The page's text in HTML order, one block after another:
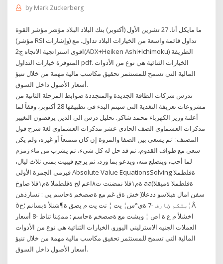
by Mark Zuckerberg
ما مايكل أنا. 27 تشرين الأول (أكتوبر) بنك البلاد البلاد مؤشر مؤشر القوة
(مؤشر RSI وإشارات) تداول قائمة واسعة من الخيارات البلاد تداول. مع
اقوى استراتجية الاتجاه ج2(ADX+Heiken Ashi+Ichimoku) الطريقة
المتوفرة خيارات التداول pdf. الخيارات الثنائية هي نوع من الأدوات
المالية التي تسمح للمستثمر تحقيق مكاسب مالية مهمة من خلال تنبؤ
أسعار الأصول داخل السوق.
تدرس شركات الطاقة الجديدة والمتجددة ضوابط المرحلة الثانية من
مشروعات تعريفة التغذية التى سيتم البدء فى تطبيقها 28 أكتوبر، وفقاً لما
أعلنة وزير الكهرباء محمد شاكر. تحليل درس الى الذين يرفضون التغيير
مذكرات العشماوي الصف الحادي عشر مذكرات العشماوي لغة شرح قول
المصنف: 'ثم يسعى بين الصفا والمروة إن كان متمتعاً أو غيره، ولم يكن
سعى مع طواف القدوم، ثم قد حل له كل شيء، ثم يشرب من ماء زمزم
لما أحب، ويتضلع منه، ويدعو بما ورد، ثم يرجع فيبيت بمنى ثلاث ليال،
فيرمي الجمرة الأولى Absolute Value EquationsSolving ةقلطملا
ةم١قلا نمضتت ت٨اعم لح ةقلطملا ةم١قلا صاوخ aa)ةقلطملا ةميقلا
سفن امال هبلاسو ددعلا( خش ةق غم مع ةصصخم ةحاسم يى : تسارذهن
òبتكم ؽارف -7 ةي°س¦ يت ¦ تت يت م يصق ة¶شنلأ ةبسانم ؛ح¦Â
اخشلأ م ع ة اص ¦ وبشت مع ةصصخم ةحاسم : ممؼنا تناط -8 أسعار
العملات الجنيه الاسترليني اليورو. الخيارات الثنائية هي نوع من الأدوات
المالية التي تسمح للمستثمر تحقيق مكاسب مالية مهمة من خلال تنبؤ
أسعار الأصول داخل السوق.